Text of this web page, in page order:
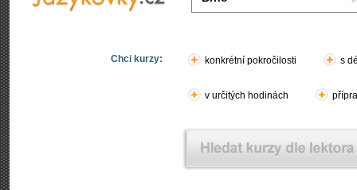
Chci kurzy: konkrétní pokročilosti s
v určitých hodinách